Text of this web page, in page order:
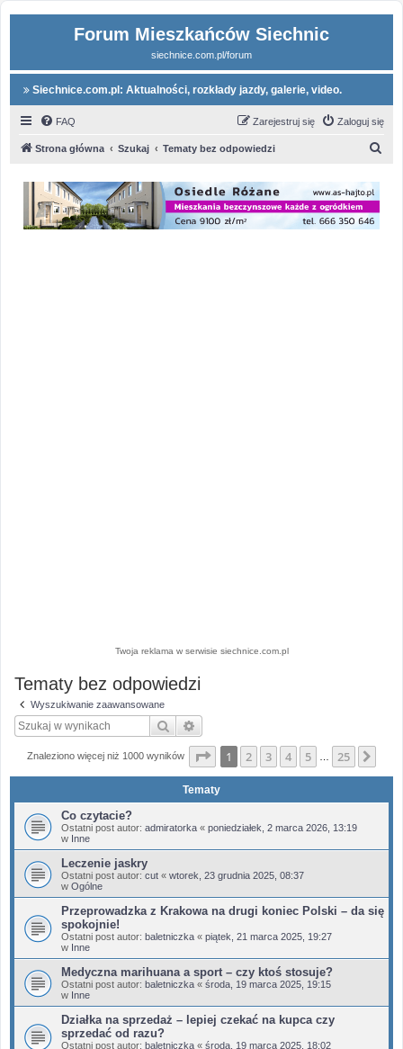
Forum Mieszkańców Siechnic
siechnice.com.pl/forum
Siechnice.com.pl: Aktualności, rozkłady jazdy, galerie, video.
FAQ Zaloguj się
Zarejestruj się
Strona główna Szukaj Tematy bez odpowiedzi
Twoja reklama w serwisie siechnice.com.pl
Tematy bez odpowiedzi
Wyszukiwanie zaawansowane
Szukaj
Znaleziono więcej niż 1000 wyników Strona z25
1 2 3 4 5 25
Tematy
Co czytacie?
Ostatni post autor: admiratorka « poniedziałek, 2 marca 2026, 13:19
w Inne
Leczenie jaskry
Ostatni post autor: cut « wtorek, 23 grudnia 2025, 08:37
w Ogólne
Przeprowadzka z Krakowa na drugi koniec Polski – da się
spokojnie!
Ostatni post autor: baletniczka « piątek, 21 marca 2025, 19:27
w Inne
Medyczna marihuana a sport – czy ktoś stosuje?
Ostatni post autor: baletniczka « środa, 19 marca 2025, 19:15
w Inne
Działka na sprzedaż – lepiej czekać na kupca czy
sprzedać od razu?
Ostatni post autor: baletniczka « środa, 19 marca 2025, 18:02